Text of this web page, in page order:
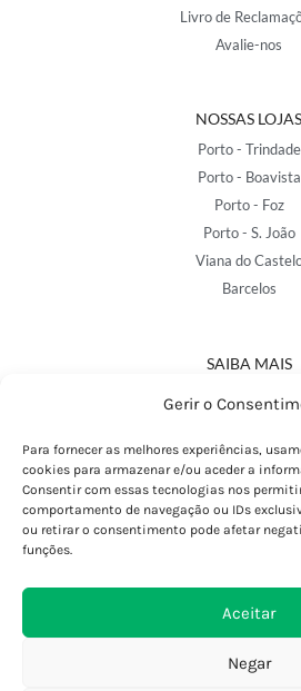
Gerir o
Para fornecer as melhores experiências,
cookies para armazenar e/ou aceder a
Consentir com essas tecnologias nos
comportamento de navegação ou IDs
ou retirar o consentimento pode afetar
funções.
Aceitar
Negar
Livro de
Avalie-nos
NOSSAS LOJAS
Porto - Trindade
Porto - Boavista
Porto - Foz
Porto - S. João
Viana do
Barcelos
SAIBA MAIS
Política de
Termos e
Perguntas
Custos de Envio
Encomendas
Devoluções e